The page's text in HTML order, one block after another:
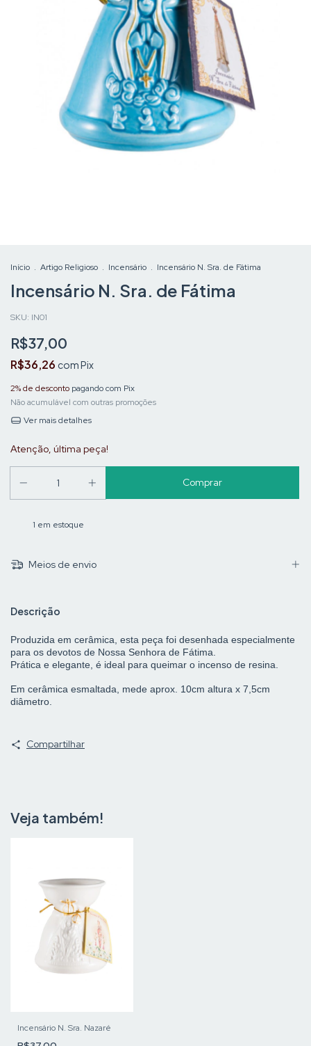
Início . Artigo Religioso . Incensário . Incensário N. Sra. de Fátima
Incensário N. Sra. de Fátima
SKU: IN01
R$37,00
R$36,26 comPix
2% de desconto pagando com Pix
Não acumulável com outras promoções
Ver mais detalhes
Atenção, última peça!
1 em estoque
Meios de envio
Descrição
Produzida em cerâmica, esta peça foi desenhada especialmente
para os devotos de Nossa Senhora de Fátima.
Prática e elegante, é ideal para queimar o incenso de resina.
Em cerâmica esmaltada, mede aprox. 10cm altura x 7,5cm
diâmetro.
Compartilhar
Veja também!
Incensário N. Sra. Nazaré